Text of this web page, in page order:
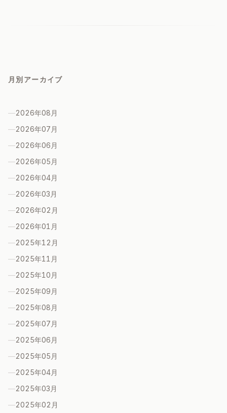
月別アーカイブ
—2026年08 月
—2026年07 月
—2026年06 月
—2026年05 月
—2026年04月
—2026年03 月
—2026年02 月
—2026年01 月
—2025年12 月
—2025年11 月
—2025年10 月
—2025年09 月
—2025年08 月
—2025年07 月
—2025年06 月
—2025年05 月
—2025年04月
—2025年03 月
—2025年02 月